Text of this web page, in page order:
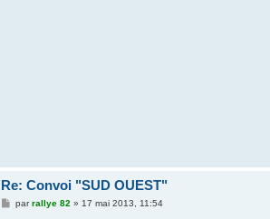
Re: Convoi "SUD OUEST"
Mparrallye 82 » 17 mai 2013, 11:54